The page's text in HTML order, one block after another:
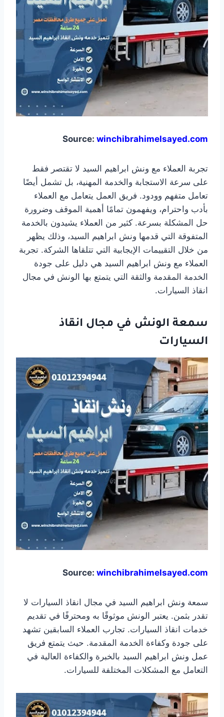
Source: winchibrahimelsayed.com
تجربة العملاء مع ونش ابراهيم السيد لا تقتصر فقط
على سرعة الاستجابة والخدمة المهنية، بل تشمل أيضًا
تعامل متفهم وودود. فريق العمل يتعامل مع العملاء
بأدب واحترام، ويفهمون تمامًا أهمية الموقف وضرورة
حل المشكلة بسرعة. كثير من العملاء يشيدون بالخدمة
المتفوقة التي قدمها ونش ابراهيم السيد، وذلك يظهر
من خلال التقييمات الإيجابية التي تتلقاها الشركة. تجربة
العملاء مع ونش ابراهيم السيد هي دليل على جودة
الخدمة المقدمة والثقة التي يتمتع بها الونش في مجال
انقاذ السيارات.
سمعة الونش في مجال انقاذ
السيارات
Source: winchibrahimelsayed.com
سمعة ونش ابراهيم السيد في مجال انقاذ السيارات لا
تقدر بثمن. يعتبر الونش موثوقًا به ومحترفًا في تقديم
خدمات انقاذ السيارات. تجارب العملاء السابقين تشهد
على جودة وكفاءة الخدمة المقدمة. حيث يتمتع فريق
عمل ونش ابراهيم السيد بالخبرة والكفاءة العالية في
التعامل مع المشكلات المختلفة للسيارات.